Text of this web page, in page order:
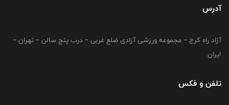
آدرس
آزاد راه کرج – مجموعه ورزشی آزادی ضلع غربی – درب پنج سالن – تهران –
ایران
تلفن و فکس